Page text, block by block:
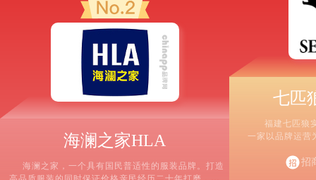
海澜之家HLA
海澜之家，一个具有国民普适性的服装品牌。打造
七匹
福建七匹狼
一家以品牌运营
招